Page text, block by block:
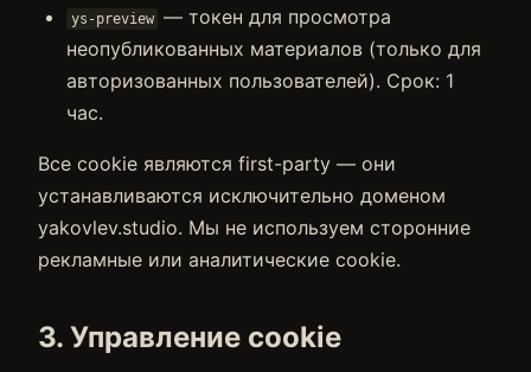
ys-preview
— токен для просмотра
неопубликованных материалов (только для
авторизованных пользователей). Срок: 1
час.
Все cookie являются first-party — они
устанавливаются исключительно доменом
yakovlev.studio. Мы не используем сторонние
рекламные или аналитические cookie.
3. Управление cookie